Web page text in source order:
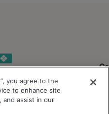
you agree to the
to enhance site
and assist in our